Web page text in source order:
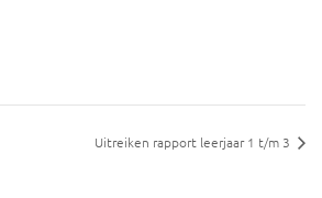
Uitreiken rapport leerjaar 1 t/m 3